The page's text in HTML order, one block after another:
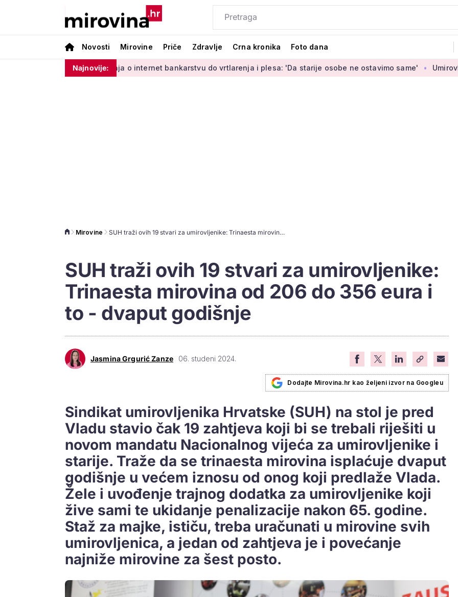
Novosti Mirovine Priče Zdravlje Crna kronika Foto dana
Najnovije:
Od učenja o internet bankarstvu do vrtlarenja i plesa: 'Da starije osobe ne ostavimo same' Umirovljenica
Mirovine SUH traži ovih 19 stvari za umirovljenike: Trinaesta mirovina od 206 do 356 eura i to - dvaput godišnje
SUH traži ovih 19 stvari za umirovljenike:
Trinaesta mirovina od 206 do 356 eura i
to - dvaput godišnje
Jasmina Grgurić Zanze 06. studeni 2024.
Dodajte Mirovina.hr kao željeni izvor na Googleu
Sindikat umirovljenika Hrvatske (SUH) na stol je pred
Vladu stavio čak 19 zahtjeva koji bi se trebali riješiti u
novom mandatu Nacionalnog vijeća za umirovljenike i
starije. Traže da se trinaesta mirovina isplaćuje dvaput
godišnje u većem iznosu od onog koji predlaže Vlada.
Žele i uvođenje trajnog dodatka za umirovljenike koji
žive sami te ukidanje penalizacije nakon 65. godine.
Staž za majke, ističu, treba uračunati u mirovine svih
umirovljenica, a jedan od zahtjeva je i povećanje
najniže mirovine za šest posto.